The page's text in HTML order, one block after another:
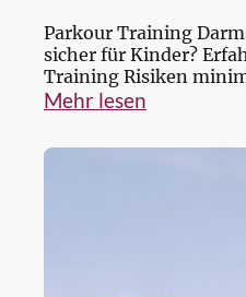
Parkour Training
sicher für Kinder?
Training Risiken
Fortschritte ermöglicht.
Mehr lesen